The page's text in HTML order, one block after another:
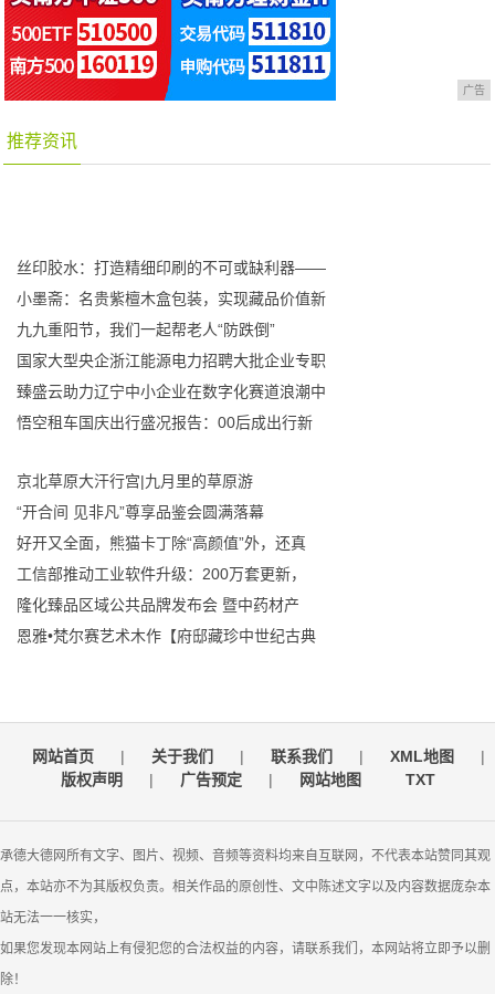
广告
推荐资讯
丝印胶水：打造精细印刷的不可或缺利器——
小墨斋：名贵紫檀木盒包装，实现藏品价值新
九九重阳节，我们一起帮老人“防跌倒”
国家大型央企浙江能源电力招聘大批企业专职
臻盛云助力辽宁中小企业在数字化赛道浪潮中
悟空租车国庆出行盛况报告：00后成出行新
京北草原大汗行宫|九月里的草原游
“开合间 见非凡”尊享品鉴会圆满落幕
好开又全面，熊猫卡丁除“高颜值”外，还真
工信部推动工业软件升级：200万套更新，
隆化臻品区域公共品牌发布会 暨中药材产
恩雅•梵尔赛艺术木作【府邸藏珍中世纪古典
网站首页 | 关于我们 | 联系我们 | XML地图
|
版权声明
| 广告预定 | 网站地图 TXT
承德大德网所有文字、图片、视频、音频等资料均来自互联网，不代表本站赞同其观
点，本站亦不为其版权负责。相关作品的原创性、文中陈述文字以及内容数据庞杂本
站无法一一核实，
如果您发现本网站上有侵犯您的合法权益的内容，请联系我们，本网站将立即予以删
除！